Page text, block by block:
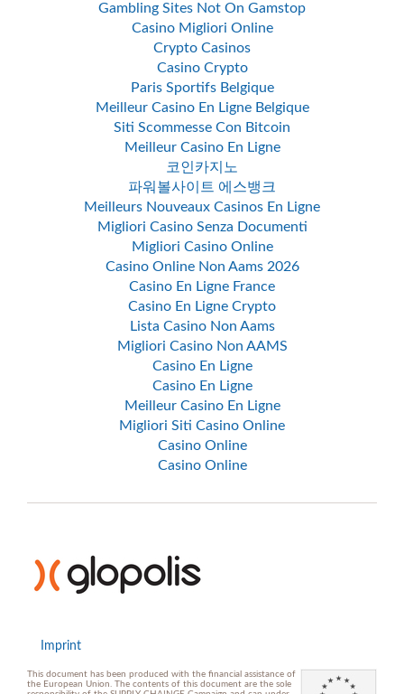
Gambling Sites Not On Gamstop
Casino Migliori Online
Crypto Casinos
Casino Crypto
Paris Sportifs Belgique
Meilleur Casino En Ligne Belgique
Siti Scommesse Con Bitcoin
Meilleur Casino En Ligne
코인카지노
파워볼사이트 에스뱅크
Meilleurs Nouveaux Casinos En Ligne
Migliori Casino Senza Documenti
Migliori Casino Online
Casino Online Non Aams 2026
Casino En Ligne France
Casino En Ligne Crypto
Lista Casino Non Aams
Migliori Casino Non AAMS
Casino En Ligne
Casino En Ligne
Meilleur Casino En Ligne
Migliori Siti Casino Online
Casino Online
Casino Online
Imprint
This document has been produced with the financial assistance of
the European Union. The contents of this document are the sole